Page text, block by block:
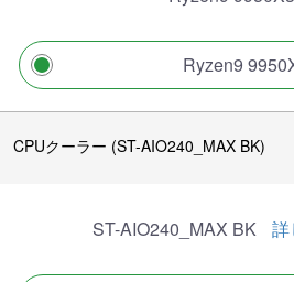
Ryzen9
CPUクーラー (ST-AIO240_MAX BK)
ST-AIO240_MAX BK 詳